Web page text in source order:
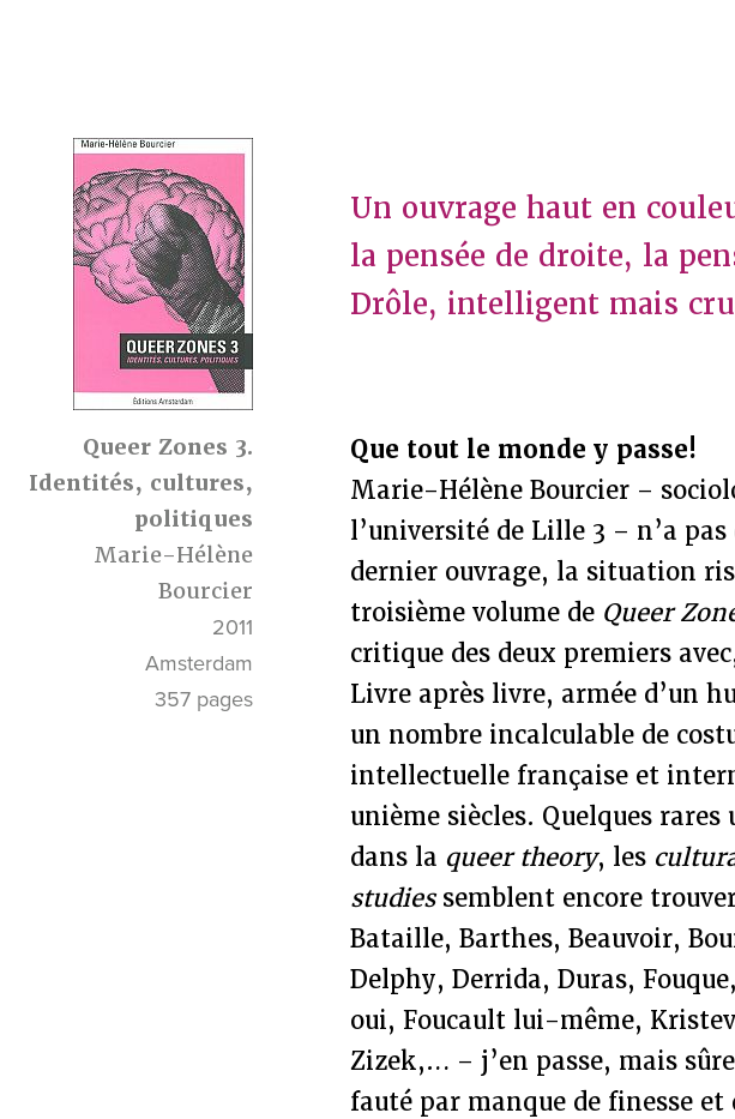
Queer Zones 3.
Identités, cultures,
politiques
Marie-Hélène
Bourcier
2011
Amsterdam
357 pages
Un ouvrage haut en
la pensée de droite, la
Drôle, intelligent mais
Que tout le monde y passe!
Marie-Hélène Bourcier –
l’université de Lille 3 – n’a
dernier ouvrage, la situation
troisième volume de Queer
critique des deux premiers
Livre après livre, armée d’un
un nombre incalculable de
intellectuelle française et
unième siècles. Quelques
dans la queer theory, les
studiessemblent encore
Bataille, Barthes, Beauvoir,
Delphy, Derrida, Duras,
oui, Foucault lui-même,
Zizek,… – j’en passe, mais
fauté par manque de finesse